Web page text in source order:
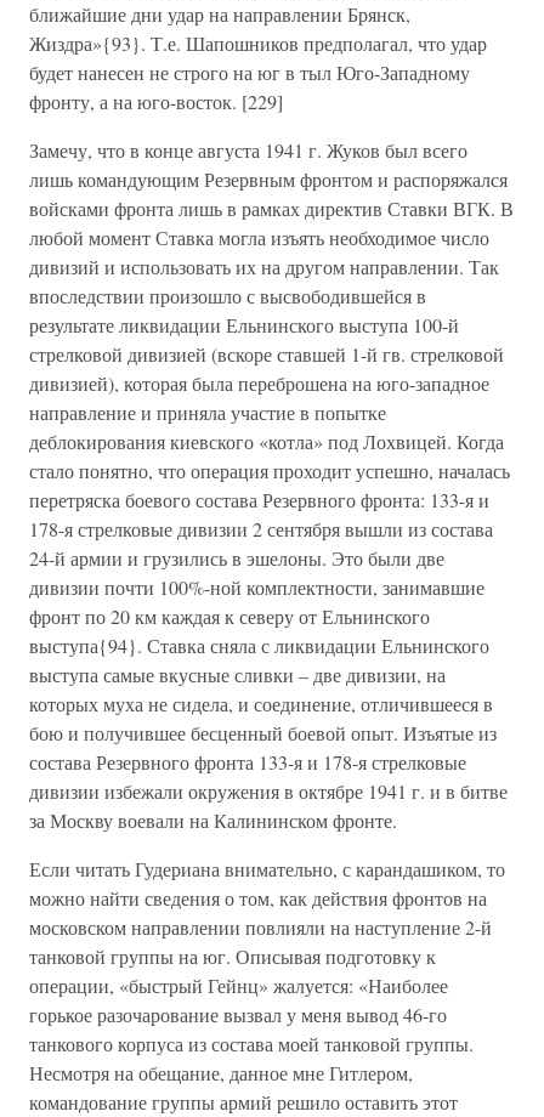
ближайшие дни удар на направлении Брянск,
Жиздра»{93}. Т.е. Шапошников предполагал, что удар
будет нанесен не строго на юг в тыл Юго-Западному
фронту, а на юго-восток. [229]
Замечу, что в конце августа 1941 г. Жуков был всего
лишь командующим Резервным фронтом и распоряжался
войсками фронта лишь в рамках директив Ставки ВГК. В
любой момент Ставка могла изъять необходимое число
дивизий и использовать их на другом направлении. Так
впоследствии произошло с высвободившейся в
результате ликвидации Ельнинского выступа 100-й
стрелковой дивизией (вскоре ставшей 1-й гв. стрелковой
дивизией), которая была переброшена на юго-западное
направление и приняла участие в попытке
деблокирования киевского «котла» под Лохвицей. Когда
стало понятно, что операция проходит успешно, началась
перетряска боевого состава Резервного фронта: 133-я и
178-я стрелковые дивизии 2 сентября вышли из состава
24-й армии и грузились в эшелоны. Это были две
дивизии почти 100%-ной комплектности, занимавшие
фронт по 20 км каждая к северу от Ельнинского
выступа{94}. Ставка сняла с ликвидации Ельнинского
выступа самые вкусные сливки – две дивизии, на
которых муха не сидела, и соединение, отличившееся в
бою и получившее бесценный боевой опыт. Изъятые из
состава Резервного фронта 133-я и 178-я стрелковые
дивизии избежали окружения в октябре 1941 г. и в битве
за Москву воевали на Калининском фронте.
Если читать Гудериана внимательно, с карандашиком, то
можно найти сведения о том, как действия фронтов на
московском направлении повлияли на наступление 2-й
танковой группы на юг. Описывая подготовку к
операции, «быстрый Гейнц» жалуется: «Наиболее
горькое разочарование вызвал у меня вывод 46-го
танкового корпуса из состава моей танковой группы.
Несмотря на обещание, данное мне Гитлером,
командование группы армий решило оставить этот